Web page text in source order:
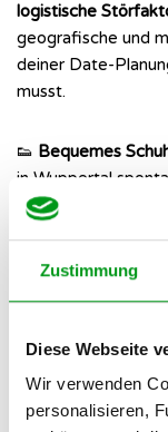
Zustimmung
Diese Webseite
Wir verwenden
personalisieren,
logistische
geografische und
deiner Date-
musst.
👟 Bequemes
in Wuppertal
Höhenmeter
Sneaker, damit ihr
schlendern könnt.
beliebtesten
samstags und
Tage vorher an